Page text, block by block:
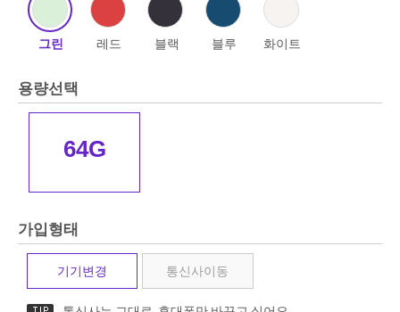
그린 레드 블랙 블루 화이트
용량선택
64G
가입형태
기기변경 통신사이동